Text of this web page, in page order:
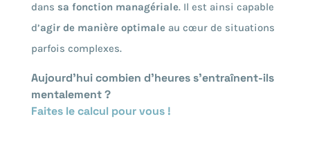
dans sa fonction managériale. Il est ainsi capable
d’agir de manière optimaleau cœur de situations
parfois complexes.
Aujourd’hui combien d’heures s’entraînent-ils
mentalement ?
Faites le calcul pour vous !